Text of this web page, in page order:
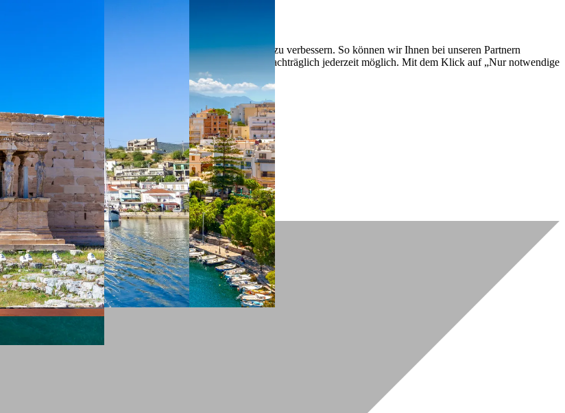
Nutzungserlebnis zu servieren und dieses kontinuierlich zu verbessern. So können wir Ihnen bei unseren Partnern
Sie Ihre persönlichen Präferenzen festlegen. Dies ist auch nachträglich jederzeit möglich. Mit dem Klick auf „Nur notwendige